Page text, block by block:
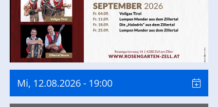
Mi, 12.08.2026- 19:00